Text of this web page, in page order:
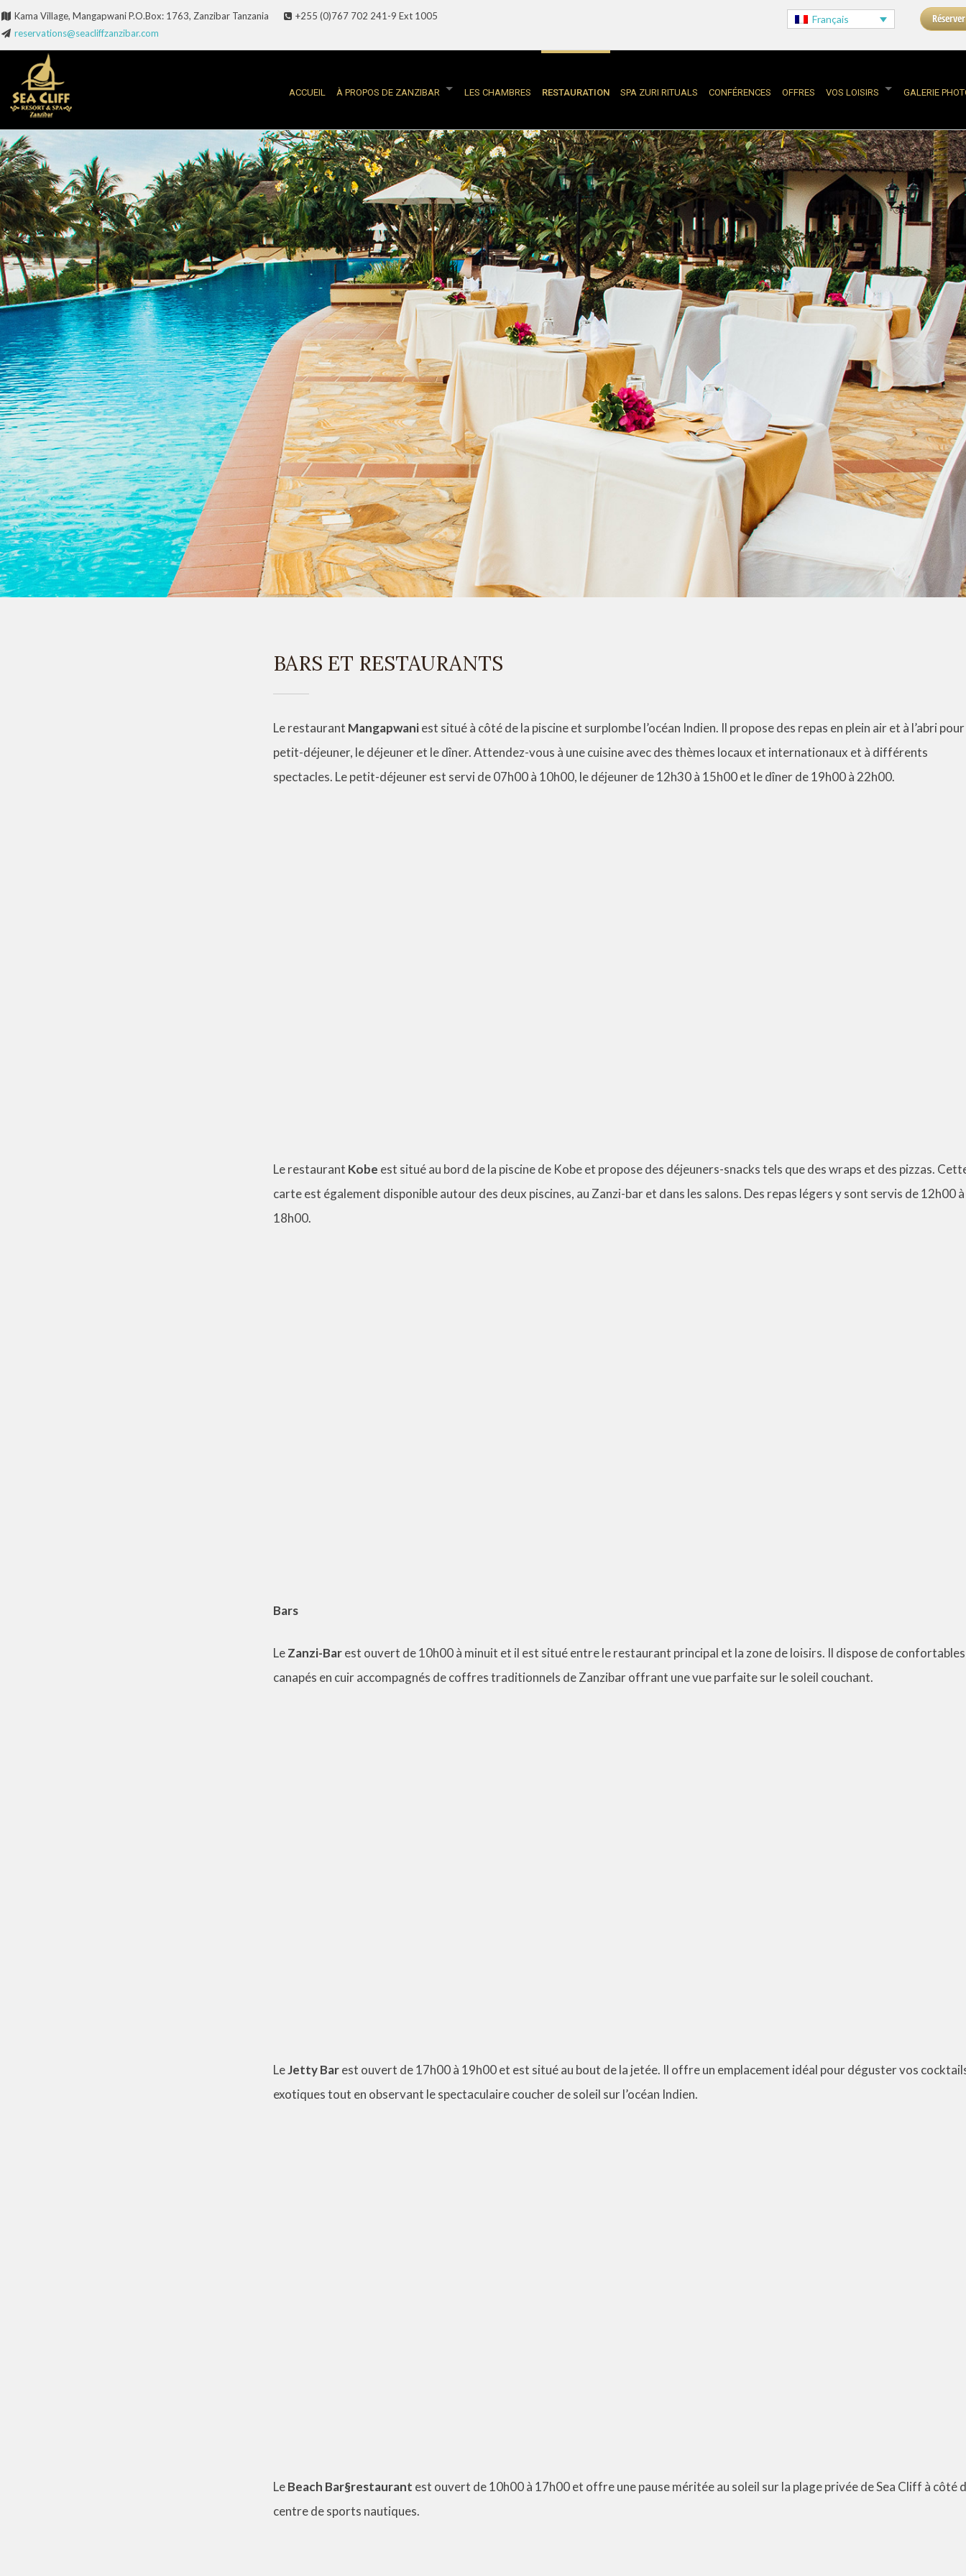
Kama Village, Mangapwani P.O.Box: 1763, Zanzibar Tanzania
+255 (0)767 702 241-9 Ext 1005
reservations@seacliffzanzibar.com
Français Réserver
ACCUEIL À PROPOS DE ZANZIBAR LES CHAMBRES RESTAURATION SPA ZURI RITUALS CONFÉRENCES OFFRES VOS LOISIRS GALERIE
BARS ET RESTAURANTS
Le restaurant Mangapwaniest situé à côté de la piscine et surplombe l’océan Indien. Il propose des repas en plein air et à l’abri
petit-déjeuner, le déjeuner et le dîner. Attendez-vous à une cuisine avec des thèmes locaux et internationaux et à différents
spectacles. Le petit-déjeuner est servi de 07h00 à 10h00, le déjeuner de 12h30 à 15h00 et le dîner de 19h00 à 22h00.
Le restaurant Kobe est situé au bord de la piscine de Kobe et propose des déjeuners-snacks tels que des wraps et des pizzas.
carte est également disponible autour des deux piscines, au Zanzi-bar et dans les salons. Des repas légers y sont servis de 12h00 à
18h00.
Bars
LeZanzi-Barest ouvert de 10h00 à minuit et il est situé entre le restaurant principal et la zone de loisirs. Il dispose de confortables
canapés en cuir accompagnés de coffres traditionnels de Zanzibar offrant une vue parfaite sur le soleil couchant.
LeJetty Barest ouvert de 17h00 à 19h00 et est situé au bout de la jetée. Il offre un emplacement idéal pour déguster vos
exotiques tout en observant le spectaculaire coucher de soleil sur l’océan Indien.
LeBeach Bar§restaurant est ouvert de 10h00 à 17h00 et offre une pause méritée au soleil sur la plage privée de Sea Cliff à côté
centre de sports nautiques.